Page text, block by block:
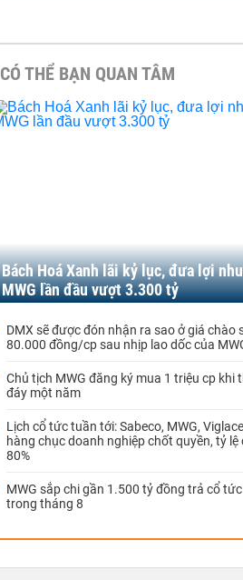
CÓ THỂ BẠN QUAN TÂM
Bách Hoá Xanh lãi kỷ lục, đưa lợi
MWG lần đầu vượt 3.300 tỷ
DMX sẽ được đón nhận ra sao ở giá chào
80.000 đồng/cp sau nhịp lao dốc của
Chủ tịch MWG đăng ký mua 1 triệu cp khi
đáy một năm
Lịch cổ tức tuần tới: Sabeco, MWG,
hàng chục doanh nghiệp chốt quyền, tỷ lệ
80%
MWG sắp chi gần 1.500 tỷ đồng trả cổ
trong tháng 8